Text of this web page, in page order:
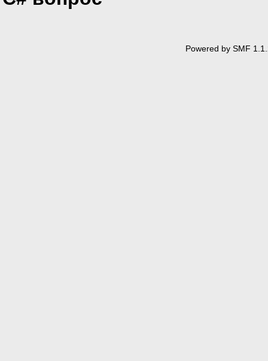
Powered by SMF